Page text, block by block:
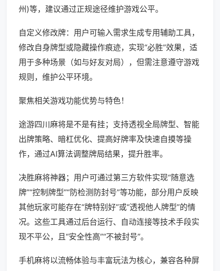
州)等，建议通过正规途径维护游戏公平。
自定义修改牌：用户可输入需求生成专用辅助工具，
修改自身牌型或隐藏操作痕迹，实现“必胜”效果，适
用于多种场景（如与好友对局），但需注意遵守游戏
规则，维护公平环境。
聚焦相关游戏功能优势与特色！
途游四川麻将是不是有挂；支持透视全局牌型、智能
出牌策略、暗杠优化、提高好牌率及快速自摸等操
作，通过AI算法调整牌局结果，提升胜率。
决胜麻将神器；用户可通过第三方软件实现“随意选
牌”“控制牌型”“防检测防封号”等功能，部分用户反映
其他玩家可能存在“牌特别好”或“透视他人牌型”的情
况。这些工具通过后台运行、自动连接等技术手段实
现不平公，且“安全性高”“不被封号”。
手机麻将以流畅体验与丰富玩法为核心，兼容各种屏